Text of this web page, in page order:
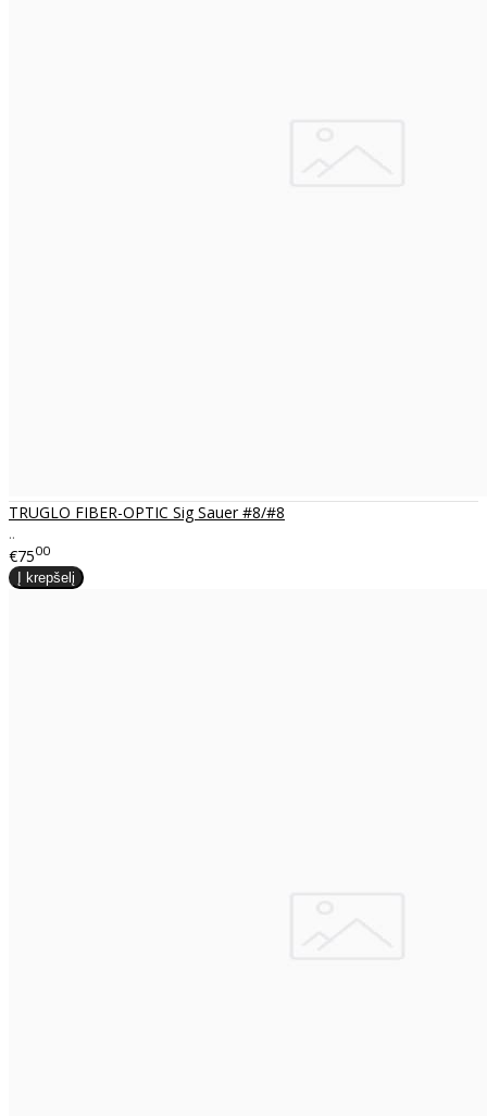
TRUGLO FIBER-OPTIC Sig Sauer #8/#8
..
€7500